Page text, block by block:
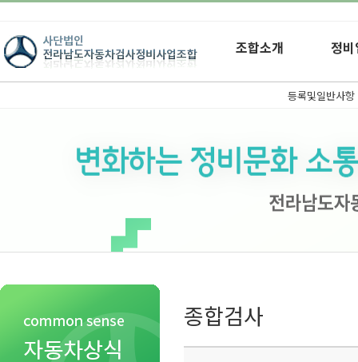
조합소개 정
등록및일반사항
종합검사